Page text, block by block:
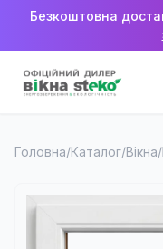
Безкоштовна
Головна/Каталог/Вікна/